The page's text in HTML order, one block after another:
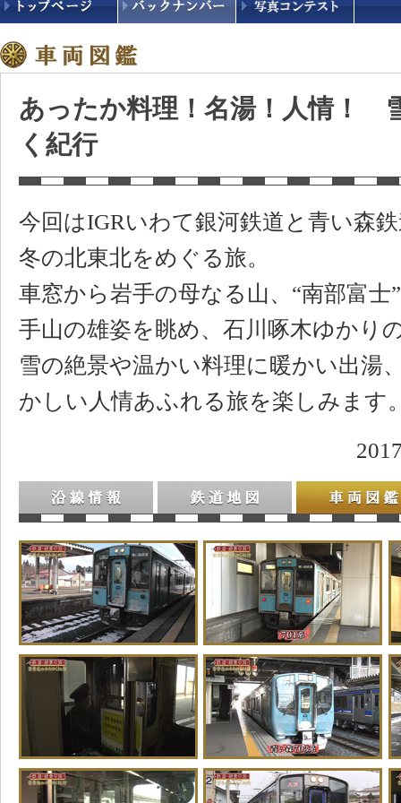
あったか料理！名湯！人情！
く紀行
今回はIGRいわて銀河鉄道と青い森
冬の北東北をめぐる旅。
車窓から岩手の母なる山、“南部富士
手山の雄姿を眺め、石川啄木ゆかり
雪の絶景や温かい料理に暖かい出湯
かしい人情あふれる旅を楽しみます
沿線情報 鉄道地図 車両図鑑